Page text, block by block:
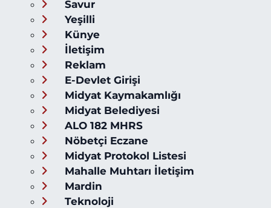
Savur
Yeşilli
Künye
İletişim
Reklam
E-Devlet Girişi
Midyat Kaymakamlığı
Midyat Belediyesi
ALO 182 MHRS
Nöbetçi Eczane
Midyat Protokol Listesi
Mahalle Muhtarı İletişim
Mardin
Teknoloji